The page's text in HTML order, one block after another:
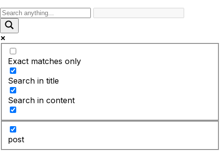
Exact matches only
Search in title
Search in content
post